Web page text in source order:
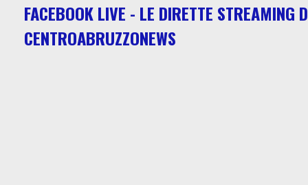
FACEBOOK LIVE - LE DIRETTE STREAMING
CENTROABRUZZONEWS